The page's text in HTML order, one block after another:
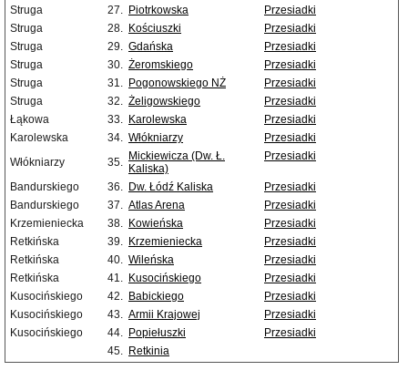
Struga
27. Piotrkowska
Przesiadki
Struga
28. Kościuszki
Przesiadki
Struga
29. Gdańska
Przesiadki
Struga
30. Żeromskiego
Przesiadki
Struga
31. Pogonowskiego NŻ
Przesiadki
Struga
32. Żeligowskiego
Przesiadki
Łąkowa
33. Karolewska
Przesiadki
Karolewska
34. Włókniarzy
Przesiadki
Włókniarzy
35. Mickiewicza (Dw. Ł.
Kaliska)
Przesiadki
Bandurskiego 36. Dw. Łódź Kaliska
Przesiadki
Bandurskiego
37. Atlas Arena
Przesiadki
Krzemieniecka
38. Kowieńska
Przesiadki
Retkińska
39. Krzemieniecka
Przesiadki
Retkińska
40. Wileńska
Przesiadki
Retkińska
41. Kusocińskiego
Przesiadki
Kusocińskiego
42. Babickiego
Przesiadki
Kusocińskiego
43. Armii Krajowej
Przesiadki
Kusocińskiego
44. Popiełuszki
Przesiadki
45. Retkinia